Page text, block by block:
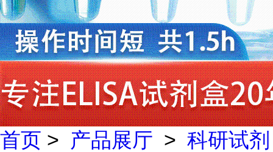
首页 > 产品展厅 > 科研试剂